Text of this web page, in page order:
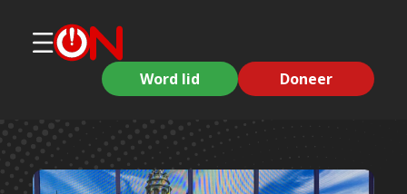
Word lid Doneer